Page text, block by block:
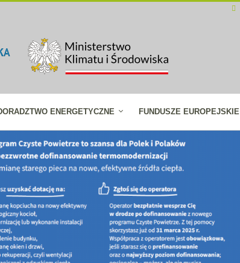
ENERGETYCZNE FUNDUSZE EUROPEJSKIE